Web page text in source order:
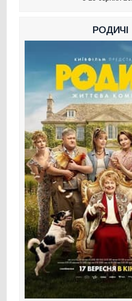
РОДИЧІ